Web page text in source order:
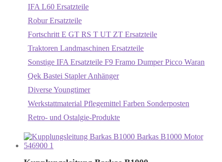
IFA L60 Ersatzteile
Robur Ersatzteile
Fortschritt E GT RS T UT ZT Ersatzteile
Traktoren Landmaschinen Ersatzteile
Sonstige IFA Ersatzteile F9 Framo Dumper Picco Waran
Qek Bastei Stapler Anhänger
Diverse Youngtimer
Werkstattmaterial Pflegemittel Farben Sonderposten
Retro- und Ostalgie-Produkte